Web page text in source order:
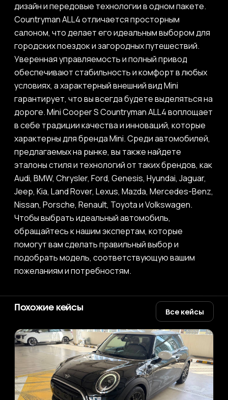
дизайн и передовые технологии в одном пакете.
Countryman ALL4 отличается просторным
салоном, что делает его идеальным выбором для
городских поездок и загородных путешествий.
Уверенная управляемость и полный привод
обеспечивают стабильность и комфорт в любых
условиях, а характерный внешний вид Mini
гарантирует, что вы всегда будете выделяться на
дороге. Mini Cooper S Countryman ALL4 воплощает
в себе традиции качества и инноваций, которые
характерны для бренда Mini. Среди автомобилей,
предлагаемых на рынке, вы также найдете
эталоны стиля и технологий от таких брендов, как
Audi, BMW, Chrysler, Ford, Genesis, Hyundai, Jaguar,
Jeep, Kia, Land Rover, Lexus, Mazda, Mercedes-Benz,
Nissan, Porsche, Renault, Toyota и Volkswagen.
Чтобы выбрать идеальный автомобиль,
обращайтесь к нашим экспертам, которые
помогут вам сделать правильный выбор и
подобрать модель, соответствующую вашим
пожеланиям и потребностям.
Похожие кейсы Все кейсы